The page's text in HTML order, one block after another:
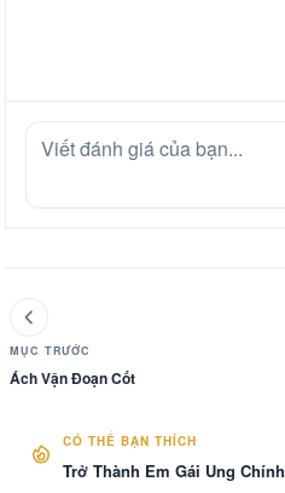
MỤC TRƯỚC
Ách Vận Đoạn Cốt
CÓ THỂ BẠN THÍCH
Trở Thành Em Gái Ung Chính